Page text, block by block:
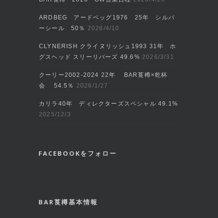
ARDBEG アードベッグ1976 25年 シルバ
ーシール 50％ 2026/4/10
CLYNERISH クライヌリッシュ1993 31年 ホ
グスヘッド スリーリバーズ 49.6% 2026/3/31
クーリー2002‐2024 22年 BAR莨樽×乾杯
会 54.5％ 2026/1/27
カリラ40年 ディレクターズスペシャル 49.1%
2025/12/3
FACEBOOKをフォロー
BAR莨樽基本情報